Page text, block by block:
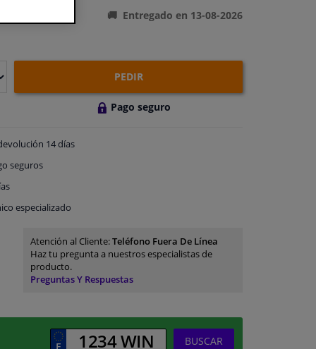
Entregado en 13-08-2026
PEDIR
Pago seguro
14 días
seguros
especializado
Atención al Cliente:Teléfono Fuera De Línea
Haz tu pregunta a nuestros especialistas de
producto.
Preguntas Y Respuestas
BUSCAR